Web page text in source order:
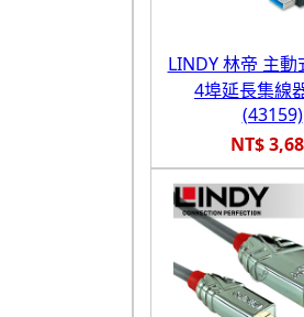
LINDY 林帝 主動
4埠延長集線
(43159)
NT$